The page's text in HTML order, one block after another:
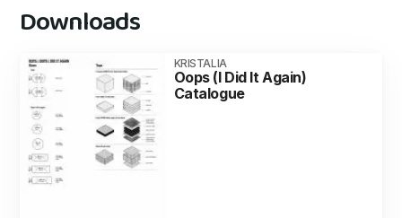
Downloads
KRISTALIA
Oops (I Did It Again)
Catalogue